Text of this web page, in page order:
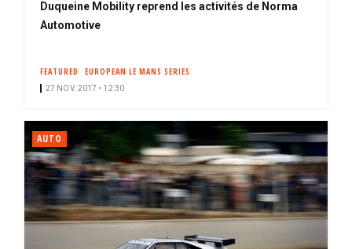
Duqueine Mobility reprend les activités de Norma
Automotive
FEATURED EUROPEAN LE MANS SERIES
27 NOV. 2017 • 12:30
AUTO